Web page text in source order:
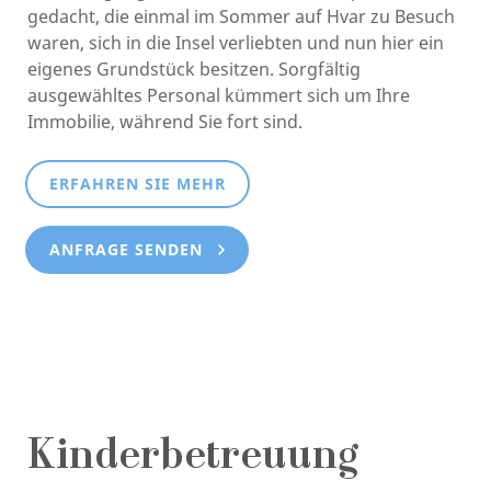
gedacht, die einmal im Sommer auf Hvar zu Besuch
waren, sich in die Insel verliebten und nun hier ein
eigenes Grundstück besitzen. Sorgfältig
ausgewähltes Personal kümmert sich um Ihre
Immobilie, während Sie fort sind.
ERFAHREN SIE MEHR
ANFRAGE SENDEN
Kinderbetreuung